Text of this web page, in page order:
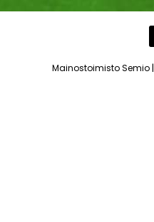
Mainostoimisto Semio|